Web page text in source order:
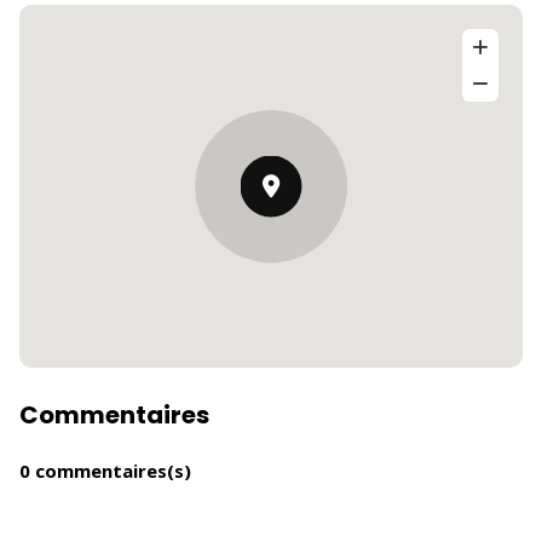
Commentaires
0 commentaires(s)